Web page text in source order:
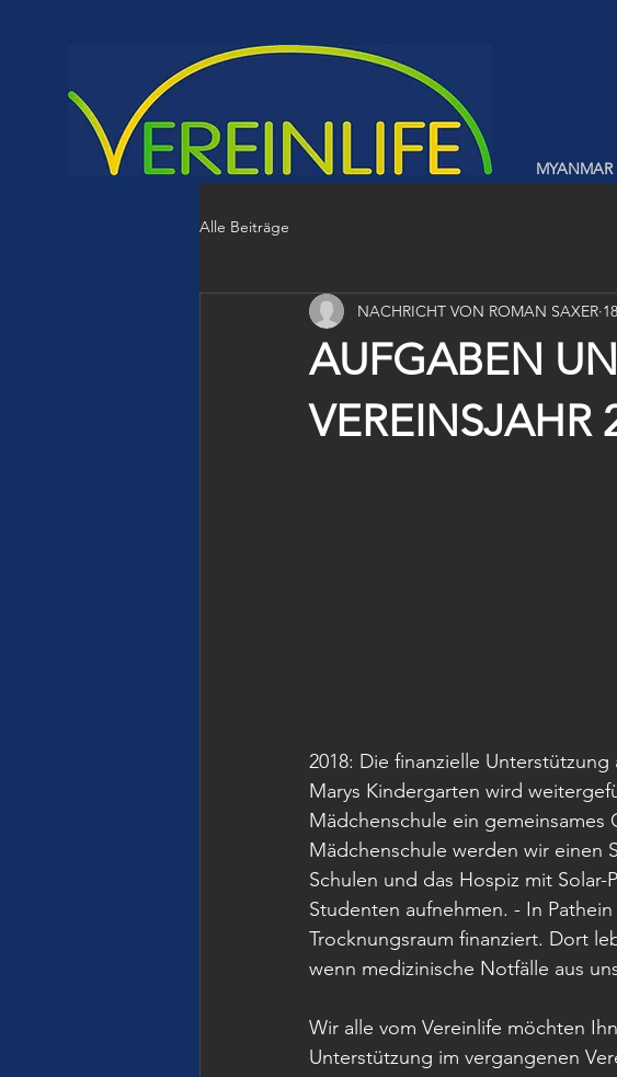
MYANMAR
Alle Beiträge
AUFGABEN
VEREINSJAHR
NACHRICHT VON ROMAN SAXER
2018: Die finanzielle
Marys Kindergarten wird
Mädchenschule ein
Mädchenschule werden wir einen
Schulen und das Hospiz mit
Studenten aufnehmen. - In
Trocknungsraum finanziert. Dort
wenn medizinische Notfälle aus
Wir alle vom Vereinlife möchten
Unterstützung im vergangenen